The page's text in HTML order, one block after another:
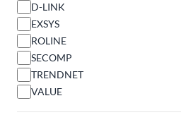
D-LINK
EXSYS
ROLINE
SECOMP
TRENDNET
VALUE